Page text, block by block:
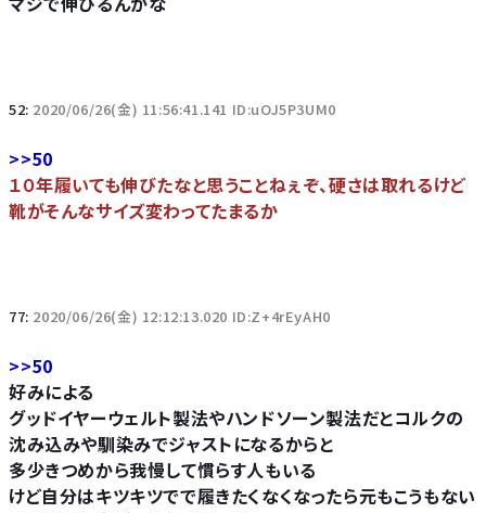
52: 2020/06/26(金) 11:56:41.141 ID:uOJ5P3UM0
>>50
１０年履いても伸びたなと思うことねぇぞ、硬さは取れるけど
靴がそんなサイズ変わってたまるか
77: 2020/06/26(金) 12:12:13.020 ID:Z+4rEyAH0
>>50
好みによる
グッドイヤーウェルト製法やハンドソーン製法だとコルクの
沈み込みや馴染みでジャストになるからと
多少きつめから我慢して慣らす人もいる
けど自分はキツキツでで履きたくなくなったら元もこうもない